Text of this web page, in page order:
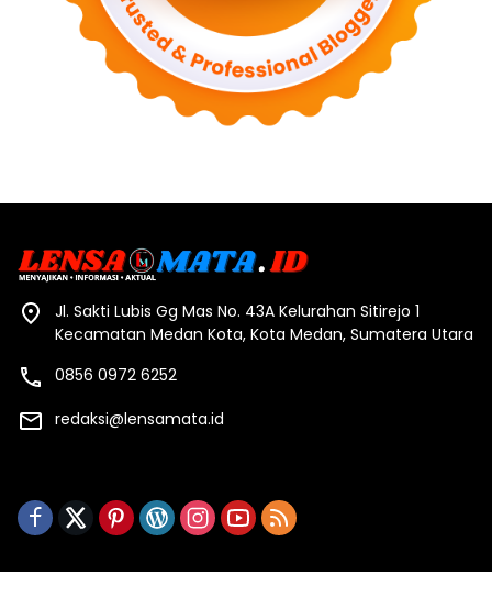
Jl. Sakti Lubis Gg Mas No. 43A Kelurahan Sitirejo 1
Kecamatan Medan Kota, Kota Medan, Sumatera Utara
0856 0972 6252
redaksi@lensamata.id